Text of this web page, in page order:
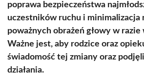
poprawa bezpieczeństwa
uczestników ruchu i minimalizacja
poważnych obrażeń głowy w
Ważne jest, aby rodzice oraz
świadomość tej zmiany oraz
działania.